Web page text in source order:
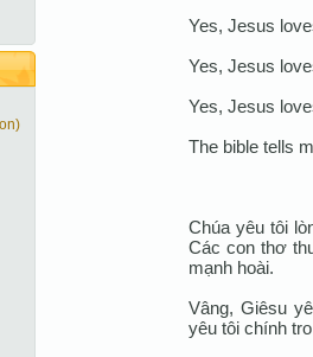
Yes, Jesus
Yes, Jesus
Yes, Jesus
The bible tells
Chúa yêu tôi
Các con thơ
mạnh hoài.
Vâng, Giêsu
yêu tôi chính